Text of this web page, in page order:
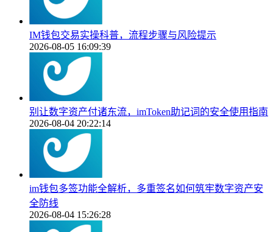
IM钱包交易实操科普，流程步骤与风险提示
2026-08-05 16:09:39
别让数字资产付诸东流，imToken助记词的安全使用指南
2026-08-04 20:22:14
im钱包多签功能全解析，多重签名如何筑牢数字资产安
全防线
2026-08-04 15:26:28